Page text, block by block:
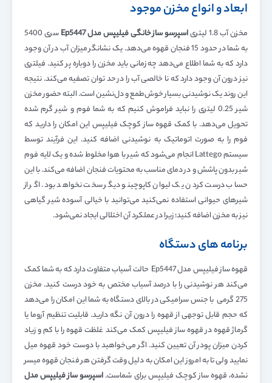
ابعاد و انواع مخزن موجود
مخزن آب 1.8 لیتری اسپرسو ساز خانگی فیلیپس مدلEp5447
سری 5400
به شما در حدود 15 فنجان قهوه می‌دهد. یک نشانگر میزان آب در آن وجود
دارد که به شما اطلاع می‌دهد چه زمانی باید مخزن را دوباره پر کنید. فیلتری
نیز درون آن وجود دارد که نا خالصی آب را در حد توان تصفیه می‌کند. نتیجه
این روند یک نوشیدنی بسیار خوش‌طمع و دل‌نشین است. البته حضور مخزن
شیر 0.25 لیتری را نباید فراموش کنیم که به شما فوم و شیر گرم شده
تحویل می‌دهد. با کمک قهوه ساز کوچک فیلیپس این امکان را دارید که
فوم را به صورت اتوماتیک به نوشیدنی اضافه کنید. این فرآیند توسط
سیستم Lattego انجام می‌شود که شیر با هوا مخلوط شده و یک لایه فوم
شیر بدون پاشش و در دمای مناسب به محتویات فنجان اضافه می‌کند. با این
حساب درست کردن یک لیوان کاپوچینو دیگر سخت نخواهد بود. اگر از
شیر‌های حیوانی استفاده نمی‌کنید می‌توانید با خیالی آسوده شیر گیاهی
نیز به مخزن اضافه کنید؛ زیرا در عملکرد آن اختلالی ایجاد نمی‌شود.
برنامه های دستگاه
قهوه ساز فیلیپس مدل Ep5447 حالت آسیاب متفاوت دارد که به شما کمک
می‌کند هر نوشیدنی را با درصد آسیاب مختص به خود درست کنید. مخزن
275 گرمی با جنس سرامیکی در بالای دستگاه به شما این امکان را می‌دهد
که حجم قابل توجهی از قهوه را درون آن نگه دارید. قابلیت تنظیم آروما یا
گرماژ قهوه در قهوه ساز فیلیپس کمک می‌کند غلظت قهوه را با کم و زیاد
کردن میزان پودر آن تعیین کنید. اگر می‌خواهید با دوست خود قهوه میل
نمایید ولی تا به امروز این امکان به دلیل وقت گرفتن هر فنجان قهوه میسر
نشده، قهوه ساز کوچک فیلیپس برای شماست. اسپرسو ساز فیلیپس مدل